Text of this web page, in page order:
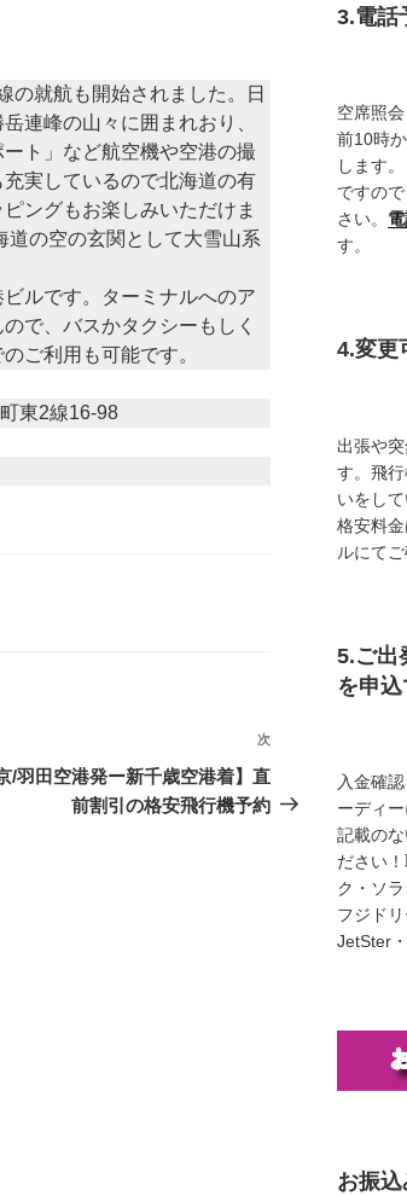
の就航も開始されました。日
連峰の山々に囲まれおり、
ト」など航空機や空港の撮
実しているので北海道の有
ングもお楽しみいただけま
の空の玄関として大雪山系
ルです。ターミナルへのア
で、バスかタクシーもしく
ご利用も可能です。
東2線16-98
次
の
投
次
/羽田空港発ー新千歳空港着】直
前割引の格安飛行機予約
3.電話
空席照
前10時
します
ですの
さい。
す。
4.変更
出張や
す。飛
いをし
格安料
ルにてご
5.ご出
を申込
入金確
ーディ
記載の
ださい
ク・ソ
フジド
JetSter
お振